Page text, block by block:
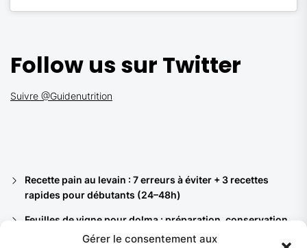
Gérer le consentement aux
Follow us sur Twitter
Suivre @Guidenutrition
Recette pain au levain : 7 erreurs à éviter + 3 recettes
rapides pour débutants (24–48h)
Feuilles de vigne pour dolma : préparation, conservation
et 8 recettes du bassin méditerranéen